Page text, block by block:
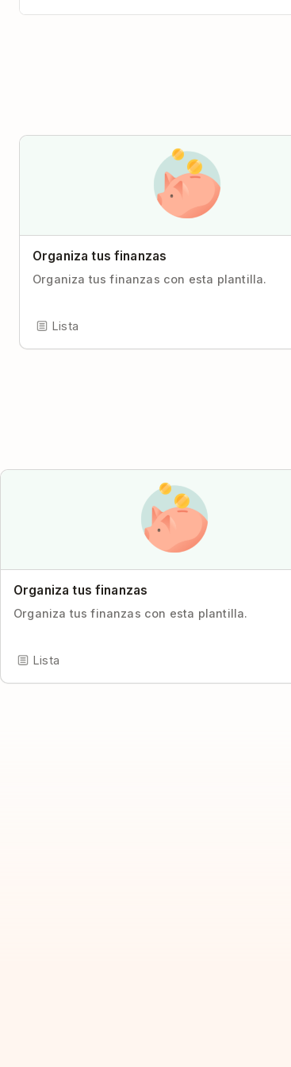
Organiza tus finanzas
Organiza tus finanzas con esta plantilla.
Lista
Organiza tus finanzas
Organiza tus finanzas con esta plantilla.
Lista